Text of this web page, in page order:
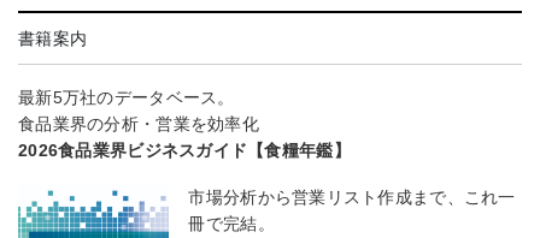
書籍案内
最新5万社のデータベース。
食品業界の分析・営業を効率化
2026食品業界ビジネスガイド【食糧年鑑】
市場分析から営業リスト作成まで、これ一
冊で完結。